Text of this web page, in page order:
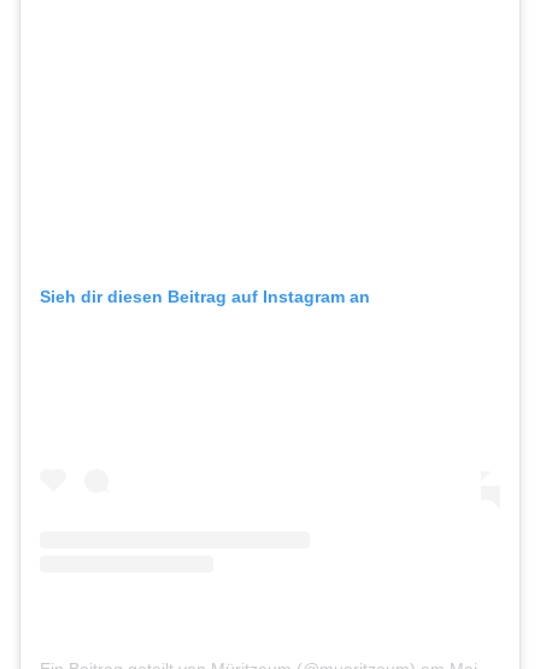
Sieh dir diesen Beitrag auf Instagram an